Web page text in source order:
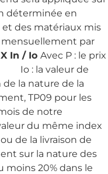
déterminée en
des matériaux mis
par
In / Io Avec P : le prix
Io : la valeur de
la nature de la
TP09 pour les
de notre
même index
de la livraison de
sur la nature des
moins 20% dans le